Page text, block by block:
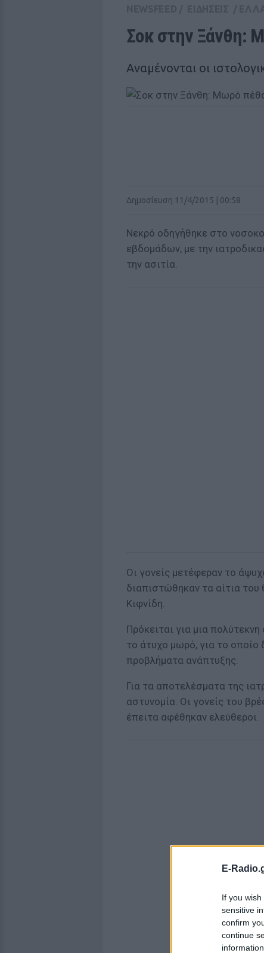
E-
If you
sensitive
confirm
continue
Σοκ στην Ξάνθη:
Αναμένονται οι
Δημοσίευση 11/4/2015 | 00:58
Νεκρό οδηγήθηκε στο
εβδομάδων, με την
την ασιτία.
Οι γονείς μετέφεραν το
διαπιστώθηκαν τα αίτια
Κιφνίδη.
Πρόκειται για μια
το άτυχο μωρό, για το οποίο
προβλήματα ανάπτυξης.
Για τα αποτελέσματα της
αστυνομία. Οι γονείς του
έπειτα αφέθηκαν ελεύθεροι.